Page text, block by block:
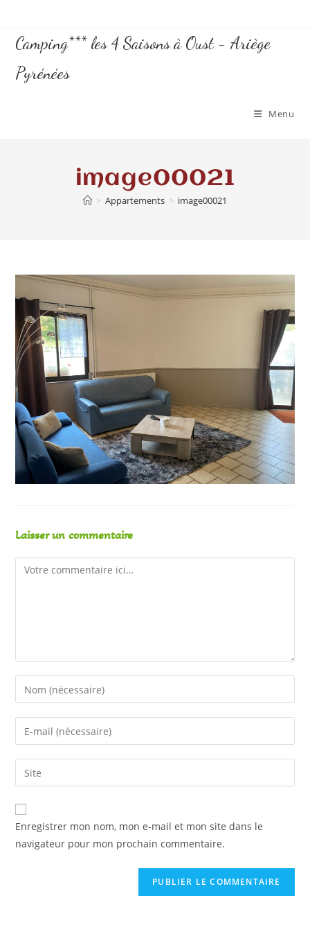
Camping*** les 4 Saisons à Oust - Ariège
Pyrénées
Menu
image00021
> Appartements > image00021
Laisser un commentaire
Enregistrer mon nom, mon e-mail et mon site dans le
navigateur pour mon prochain commentaire.